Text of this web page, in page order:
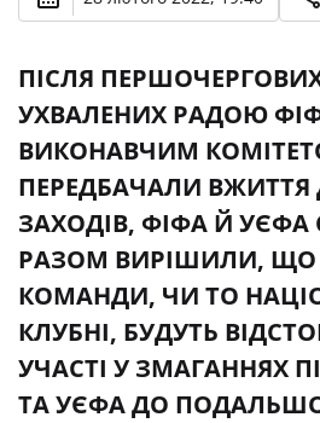
ПІСЛЯ
УХВАЛЕНИХ РАДОЮ
ВИКОНАВЧИМ
ПЕРЕДБАЧАЛИ
ЗАХОДІВ, ФІФА Й УЄФА
РАЗОМ ВИРІШИЛИ, ЩО
КОМАНДИ, ЧИ ТО
КЛУБНІ, БУДУТЬ
УЧАСТІ У ЗМАГАННЯХ
ТА УЄФА ДО